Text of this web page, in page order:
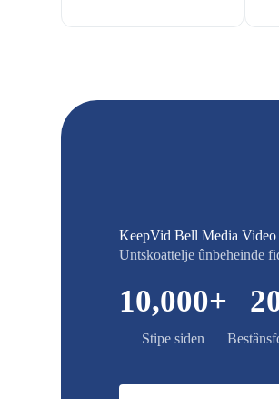
KeepVid Bell Media
Untskoattelje ûnbeheinde
Stipe siden
10,000+